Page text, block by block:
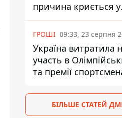
причина криється у
податках
ГРОШІ 09:33, 23 серпня
Україна витратила
участь в
та премії
БІЛЬШЕ СТАТЕЙ